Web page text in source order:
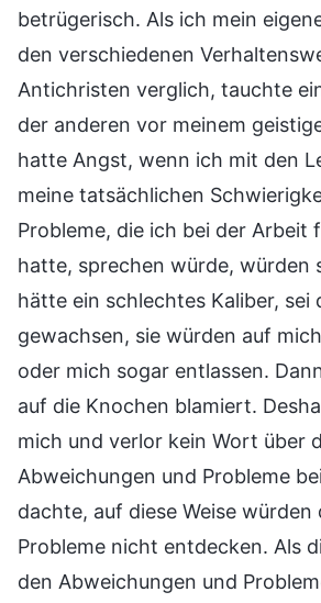
betrügerisch. Als ich mein
den verschiedenen
Antichristen verglich, tauchte
der anderen vor meinem
hatte Angst, wenn ich mit den
meine tatsächlichen
Probleme, die ich bei der Arbeit
hatte, sprechen würde, würden
hätte ein schlechtes Kaliber, sei
gewachsen, sie würden auf
oder mich sogar entlassen.
auf die Knochen blamiert.
mich und verlor kein Wort über
Abweichungen und Probleme
dachte, auf diese Weise würden
Probleme nicht entdecken. Als
den Abweichungen und